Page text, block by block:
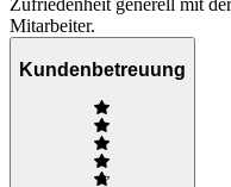
Zufriedenheit generell mit
Mitarbeiter.
Kundenbetreuung